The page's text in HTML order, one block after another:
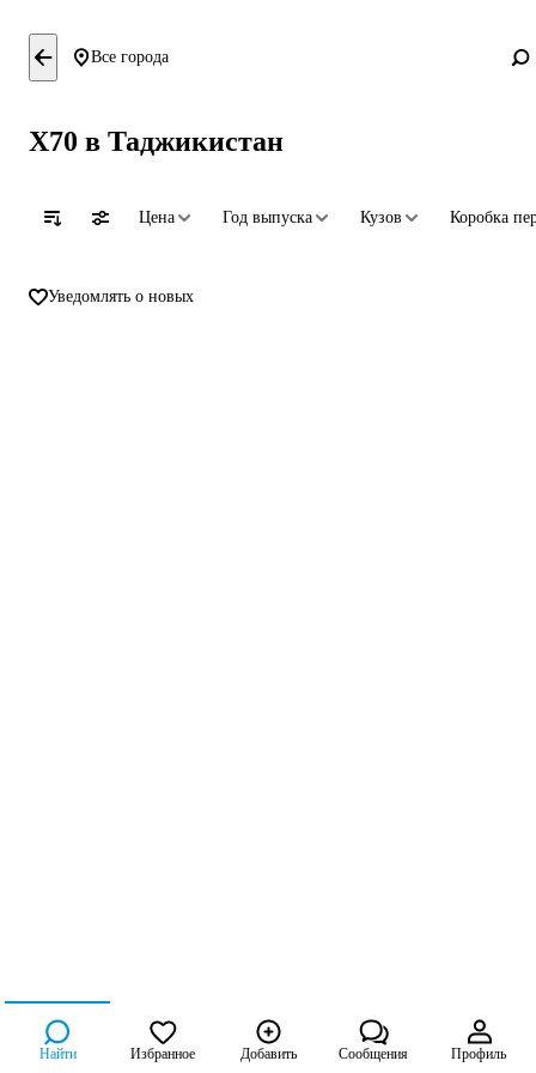
Все города
X70 в Таджикистан
Цена Год выпуска Кузов Коробка
Уведомлять о новых
Найти Избранное Добавить Сообщения Профиль